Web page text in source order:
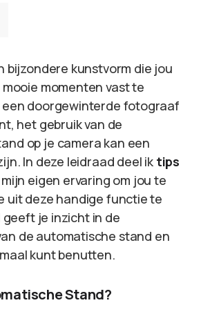
bijzondere kunstvorm die jou
momenten vast te
een doorgewinterde fotograaf
het gebruik van de
op je camera kan een
In deze leidraad deel ik tips
eigen ervaring om jou te
uit deze handige functie te
geeft je inzicht in de
de automatische stand en
kunt benutten.
Stand?